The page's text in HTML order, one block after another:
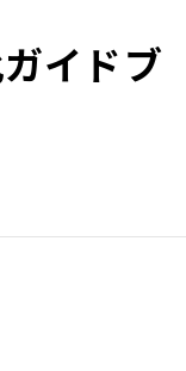
イドブ